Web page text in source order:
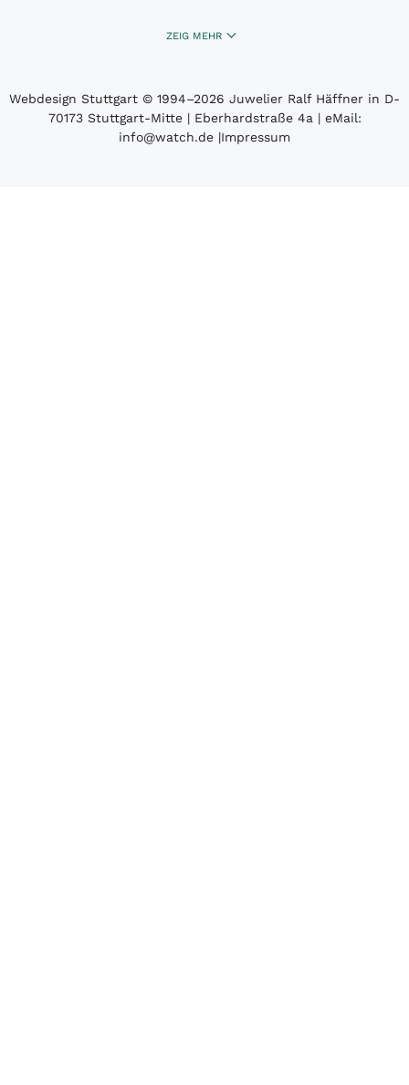
ZEIG MEHR
Webdesign Stuttgart © 1994­–2026 Juwelier Ralf Häffner in D-
70173 Stuttgart-Mitte | Eberhardstraße 4a | eMail:
info@watch.de |Impressum